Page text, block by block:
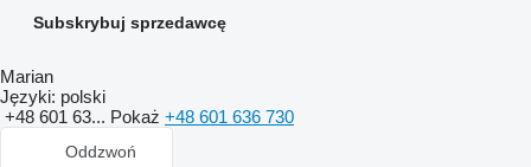
Subskrybuj sprzedawcę
Marian
Języki: polski
+48 601 63... Pokaż +48 601 636 730
Oddzwoń